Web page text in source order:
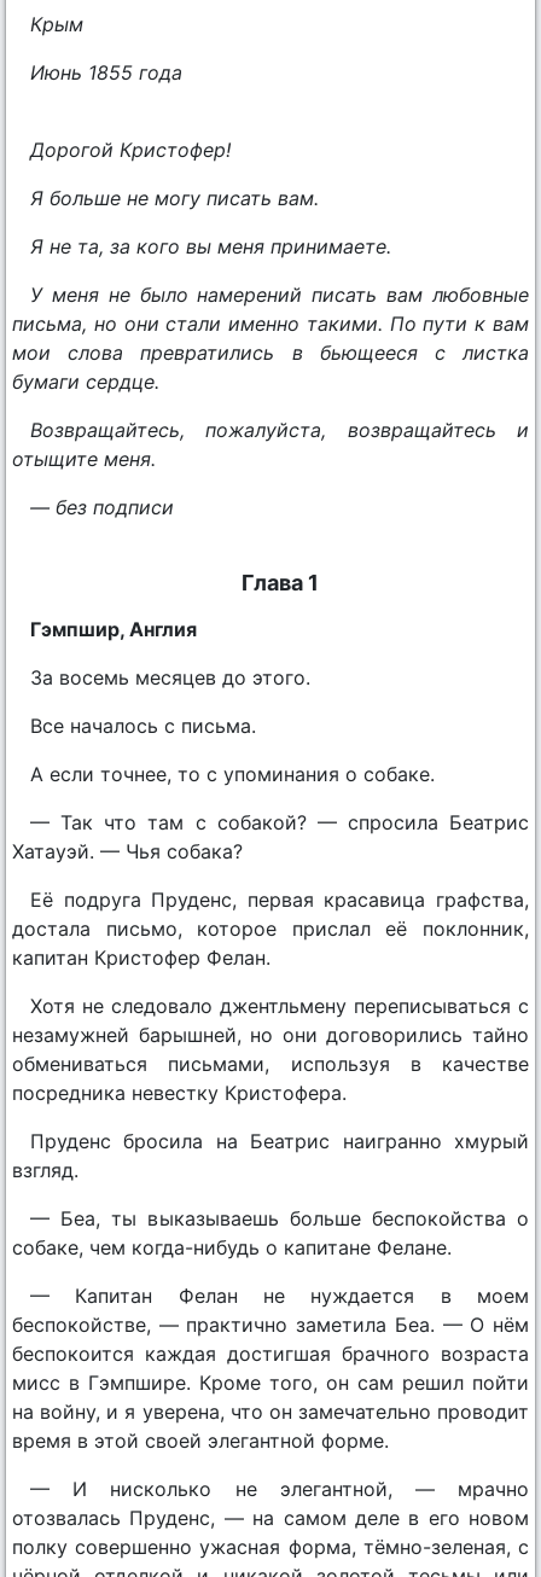
Крым
Июнь 1855 года
Дорогой Кристофер!
Я больше не могу писать вам.
Я не та, за кого вы меня принимаете.
У меня не было намерений писать вам любовные
письма, но они стали именно такими. По пути к вам
мои слова превратились в бьющееся с листка
бумаги сердце.
Возвращайтесь, пожалуйста, возвращайтесь и
отыщите меня.
— без подписи
Глава 1
Гэмпшир, Англия
За восемь месяцев до этого.
Все началось с письма.
А если точнее, то с упоминания о собаке.
— Так что там с собакой? — спросила Беатрис
Хатауэй. — Чья собака?
Её подруга Пруденс, первая красавица графства,
достала письмо, которое прислал её поклонник,
капитан Кристофер Фелан.
Хотя не следовало джентльмену переписываться с
незамужней барышней, но они договорились тайно
обмениваться письмами, используя в качестве
посредника невестку Кристофера.
Пруденс бросила на Беатрис наигранно хмурый
взгляд.
— Беа, ты выказываешь больше беспокойства о
собаке, чем когда-нибудь о капитане Фелане.
— Капитан Фелан не нуждается в моем
беспокойстве, — практично заметила Беа. — О нём
беспокоится каждая достигшая брачного возраста
мисс в Гэмпшире. Кроме того, он сам решил пойти
на войну, и я уверена, что он замечательно проводит
время в этой своей элегантной форме.
— И нисколько не элегантной, — мрачно
отозвалась Пруденс, — на самом деле в его новом
полку совершенно ужасная форма, тёмно-зеленая, с